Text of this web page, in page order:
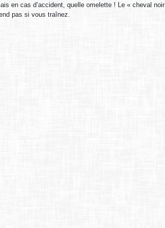
en cas d’accident, quelle omelette ! Le « cheval noir
pas si vous traînez.